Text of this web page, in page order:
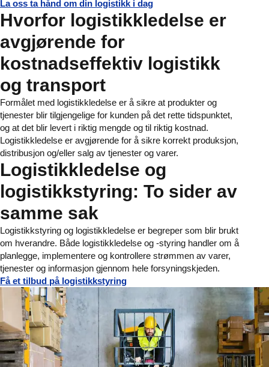
La oss ta hånd om din logistikk i dag
Hvorfor logistikkledelse er
avgjørende for
kostnadseffektiv logistikk
og transport
Formålet med logistikkledelse er å sikre at produkter og
tjenester blir tilgjengelige for kunden på det rette tidspunktet,
og at det blir levert i riktig mengde og til riktig kostnad.
Logistikkledelse er avgjørende for å sikre korrekt produksjon,
distribusjon og/eller salg av tjenester og varer.
Logistikkledelse og
logistikkstyring: To sider av
samme sak
Logistikkstyring og logistikkledelse er begreper som blir brukt
om hverandre. Både logistikkledelse og -styring handler om å
planlegge, implementere og kontrollere strømmen av varer,
tjenester og informasjon gjennom hele forsyningskjeden.
Få et tilbud på logistikkstyring